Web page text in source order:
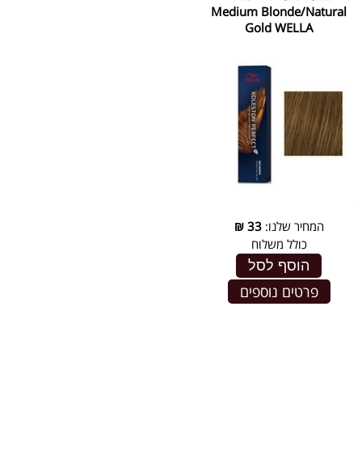
Medium Blonde/Natural
Gold WELLA
המחיר שלנו:33
₪
כולל משלוח
הוסף לסל
פרטים נוספים